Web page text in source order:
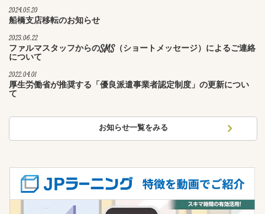
2024.05.20
船橋支店移転のお知らせ
2023.06.22
ファルマスタッフからのSMS（ショートメッセージ）によるご連絡
について
2022.04.01
厚生労働省が推奨する「優良派遣事業者認定制度」の更新につい
て
お知らせ一覧をみる